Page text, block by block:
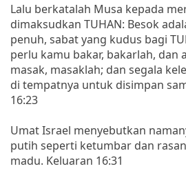
Lalu berkatalah Musa kepada
dimaksudkan TUHAN: Besok
penuh, sabat yang kudus bagi
perlu kamu bakar, bakarlah, dan
masak, masaklah; dan segala
di tempatnya untuk disimpan
16:23
Umat Israel menyebutkan
putih seperti ketumbar dan
madu. Keluaran 16:31